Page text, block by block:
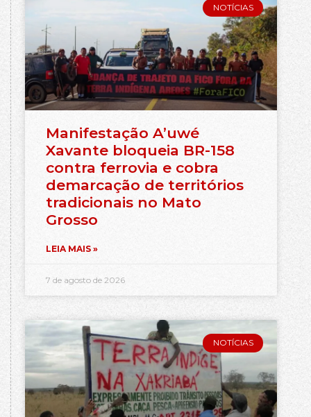
NOTÍCIAS
Manifestação A’uwé
Xavante bloqueia BR-158
contra ferrovia e cobra
demarcação de territórios
tradicionais no Mato
Grosso
LEIA MAIS »
7 de agosto de 2026
NOTÍCIAS